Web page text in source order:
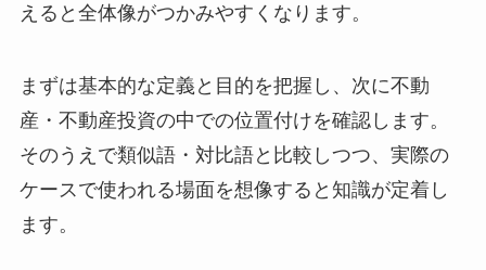
えると全体像がつかみやすくなります。
まずは基本的な定義と目的を把握し、次に不動
産・不動産投資の中での位置付けを確認します。
そのうえで類似語・対比語と比較しつつ、実際の
ケースで使われる場面を想像すると知識が定着し
ます。